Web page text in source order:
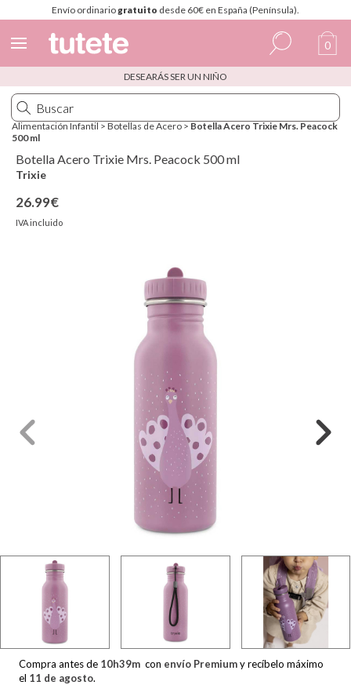
Envío ordinariogratuito desde 60€ en España (Península).
Español
Italiano
0
DESEARÁS SER UN NIÑO
Alimentación Infantil > Botellas de Acero > Botella Acero Trixie Mrs. Peacock
500 ml
Botella Acero Trixie Mrs. Peacock 500 ml
Trixie
26.99€
IVA incluido
Compra antes de 10h39m con envío Premiumy recíbelo máximo
el 11 de agosto.